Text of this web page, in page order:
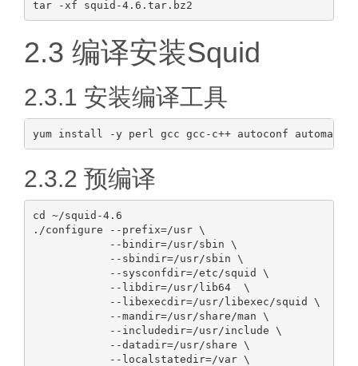
2.3 编译安装Squid
2.3.1 安装编译工具
2.3.2 预编译
cd ~/squid-4.6
./configure --prefix=/usr \
            --bindir=/usr/sbin \
            --sbindir=/usr/sbin \
            --sysconfdir=/etc/squid \
            --libdir=/usr/lib64  \
            --libexecdir=/usr/libexec/squid \
            --mandir=/usr/share/man \
            --includedir=/usr/include \
            --datadir=/usr/share \
            --localstatedir=/var \